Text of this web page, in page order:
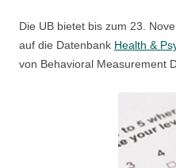
Die UB bietet bis zum 23.
auf die Datenbank Health &
von Behavioral Measurement